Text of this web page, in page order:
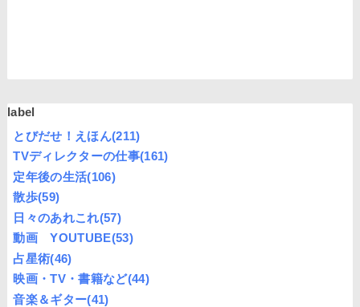
label
とびだせ！えほん(211)
TVディレクターの仕事(161)
定年後の生活(106)
散歩(59)
日々のあれこれ(57)
動画 YOUTUBE(53)
占星術(46)
映画・TV・書籍など(44)
音楽＆ギター(41)